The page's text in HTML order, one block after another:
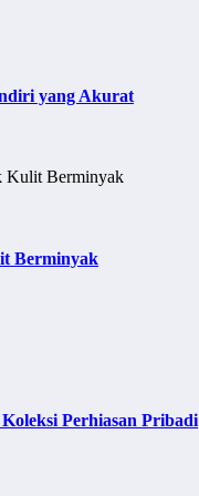
yang Akurat
Berminyak
Perhiasan Pribadi